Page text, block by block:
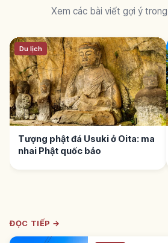
Xem các bài viết gợi ý
Du lịch
Tượng phật đá Usuki ở Oita: ma
nhai Phật quốc bảo
ĐỌC TIẾP →